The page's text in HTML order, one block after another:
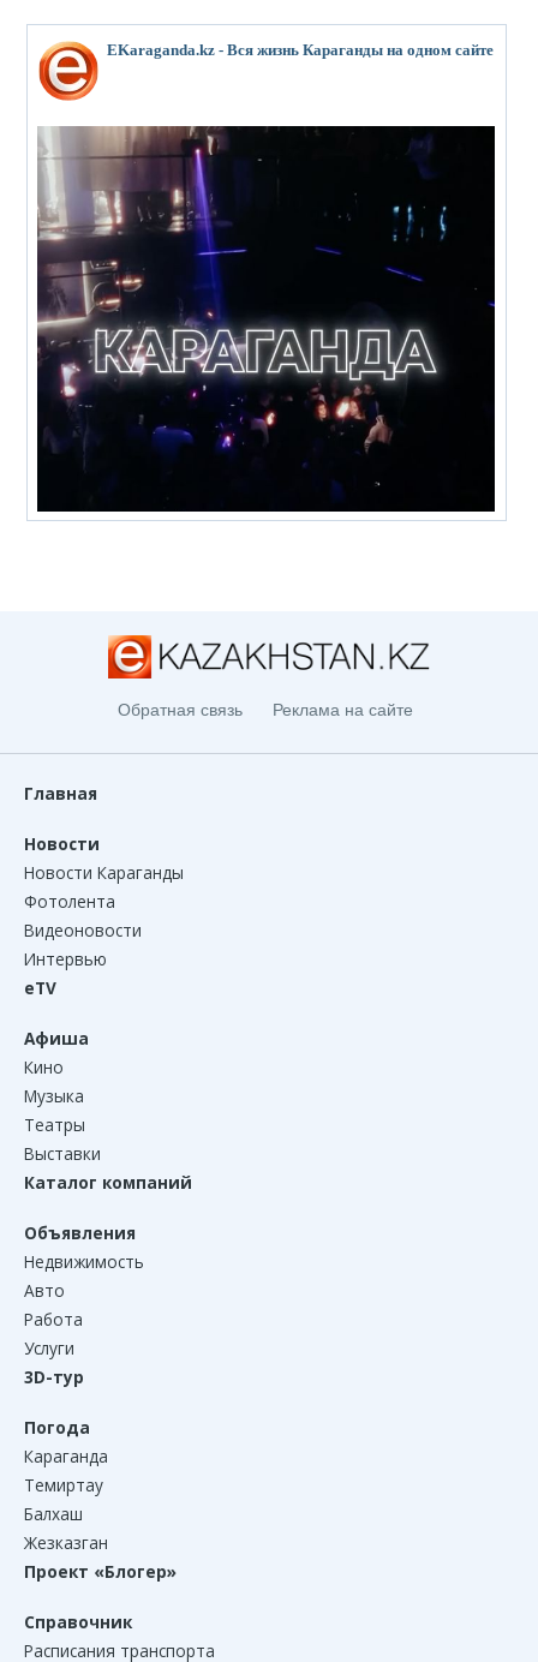
EKaraganda.kz - Вся жизнь Караганды на одном сайте
Обратная связь Реклама на сайте
Главная
Новости
Новости Караганды
Фотолента
Видеоновости
Интервью
eTV
Афиша
Кино
Музыка
Театры
Выставки
Каталог компаний
Объявления
Недвижимость
Авто
Работа
Услуги
3D-тур
Погода
Караганда
Темиртау
Балхаш
Жезказган
Проект «Блогер»
Справочник
Расписания транспорта